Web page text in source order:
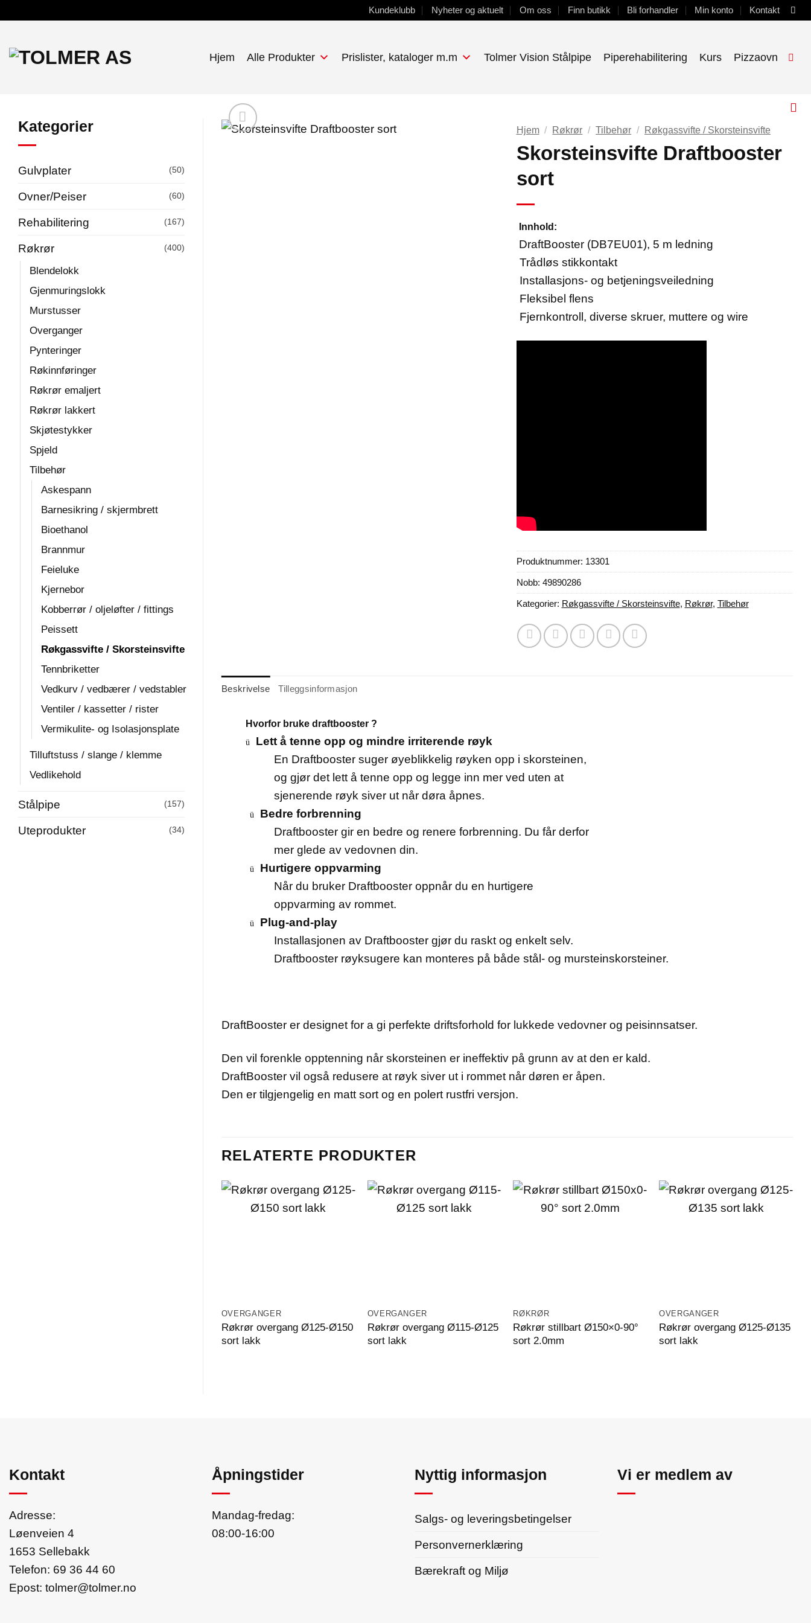
content
Kundeklubb Nyheter og aktuelt Om oss Finn butikk Bli forhandler Min konto Kontakt
Hjem Alle Produkter Prislister, kataloger m.m Tolmer Vision Stålpipe Piperehabilitering Kurs Pizzaovn
Kategorier
Gulvplater (50)
Ovner/Peiser (60)
Rehabilitering (167)
Røkrør (400)
Blendelokk
Gjenmuringslokk
Murstusser
Overganger
Pynteringer
Røkinnføringer
Røkrør emaljert
Røkrør lakkert
Skjøtestykker
Spjeld
Tilbehør
Askespann
Barnesikring / skjermbrett
Bioethanol
Brannmur
Feieluke
Kjernebor
Kobberrør / oljeløfter / fittings
Peissett
Røkgassvifte / Skorsteinsvifte
Tennbriketter
Vedkurv / vedbærer / vedstabler
Ventiler / kassetter / rister
Vermikulite- og Isolasjonsplate
Tilluftstuss / slange / klemme
Vedlikehold
Stålpipe (157)
Uteprodukter (34)
Hjem / Røkrør / Tilbehør / Røkgassvifte / Skorsteinsvifte
Skorsteinsvifte Draftbooster
sort
Innhold:
DraftBooster (DB7EU01), 5 m ledning
Trådløs stikkontakt
Installasjons- og betjeningsveiledning
Fleksibel flens
Fjernkontroll, diverse skruer, muttere og wire
Produktnummer: 13301
Nobb: 49890286
Kategorier: Røkgassvifte / Skorsteinsvifte, Røkrør, Tilbehør
Beskrivelse Tilleggsinformasjon
Hvorfor bruke draftbooster ?
ü
Lett å tenne opp og mindre irriterende røyk
En Draftbooster suger øyeblikkelig røyken opp i skorsteinen,
og gjør det lett å tenne opp og legge inn mer ved uten at
sjenerende røyk siver ut når døra åpnes.
ü
Bedre forbrenning
Draftbooster gir en bedre og renere forbrenning. Du får derfor
mer glede av vedovnen din.
ü
Hurtigere oppvarming
Når du bruker Draftbooster oppnår du en hurtigere
oppvarming av rommet.
ü
Plug-and-play
Installasjonen av Draftbooster gjør du raskt og enkelt selv.
Draftbooster røyksugere kan monteres på både stål- og mursteinskorsteiner.
DraftBooster er designet for a gi perfekte driftsforhold for lukkede vedovner og peisinnsatser.
Den vil forenkle opptenning når skorsteinen er ineffektiv på grunn av at den er kald.
DraftBooster vil også redusere at røyk siver ut i rommet når døren er åpen.
Den er tilgjengelig en matt sort og en polert rustfri versjon.
RELATERTE PRODUKTER
OVERGANGER
Røkrør overgang Ø125-Ø150
sort lakk
OVERGANGER
Røkrør overgang Ø115-Ø125
sort lakk
RØKRØR
Røkrør stillbart Ø150×0-90°
sort 2.0mm
OVERGANGER
Røkrør overgang Ø125-Ø135
sort lakk
Kontakt
Adresse:
Løenveien 4
1653 Sellebakk
Telefon: 69 36 44 60
Epost: tolmer@tolmer.no
Åpningstider
Mandag-fredag:
08:00-16:00
Nyttig informasjon
Salgs- og leveringsbetingelser
Personvernerklæring
Bærekraft og Miljø
Vi er medlem av